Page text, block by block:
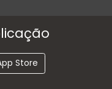
Store